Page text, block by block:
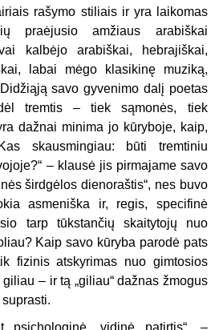
rašymo stiliais ir yra laikomas
praėjusio amžiaus arabiškai
kalbėjo arabiškai, hebrajiškai,
labai mėgo klasikinę muziką,
savo gyvenimo dalį poetas
tremtis – tiek sąmonės, tiek
dažnai minima jo kūryboje, kaip,
skausmingiau: būti tremtiniu
– klausė jis pirmajame savo
širdgėlos dienoraštis“, nes buvo
asmeniška ir, regis, specifinė
tarp tūkstančių skaitytojų nuo
Kaip savo kūryba parodė pats
fizinis atskyrimas nuo gimtosios
– ir tą „giliau“ dažnas žmogus
psichologinė, vidinė patirtis“, –